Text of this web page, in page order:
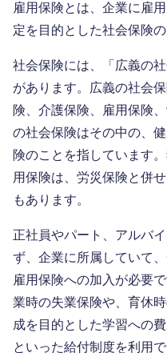
雇用保険とは、企業に雇
定を目的とした社会保険の
社会保険には、「広義の
があります。広義の社会
険、介護保険、雇用保険
の社会保険はその中の、
険のことを指しています
用保険は、労災保険と併
もあります。
正社員やパート、アルバ
ず、企業に所属していて
雇用保険への加入が必要
業時の失業保険や、育休
成を目的とした学習への
といった給付制度を利用